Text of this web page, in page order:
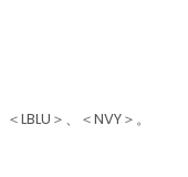
LBLU＞、＜NVY＞。